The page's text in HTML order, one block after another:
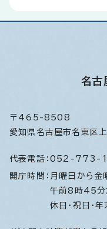
名古
〒465-8508
愛知県名古屋市名東区
代表電話： 052-773-
開庁時間： 月曜日から金
午前8時45分
休日・祝日・